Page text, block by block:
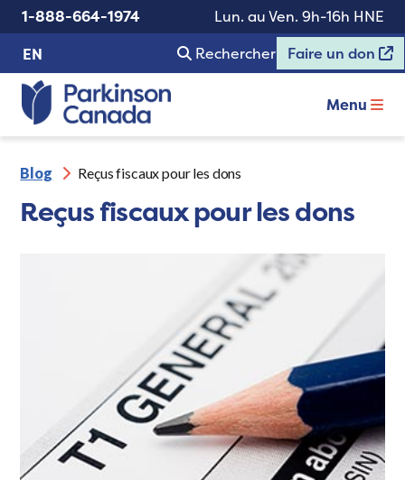
1-888-664-1974
Lun. au Ven. 9h-16h HNE
EN
Rechercher Faire un don
Menu
Blog Reçus fiscaux pour les dons
Reçus fiscaux pour les dons